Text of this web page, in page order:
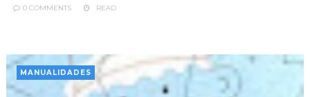
0 COMMENTS READ
MANUALIDADES